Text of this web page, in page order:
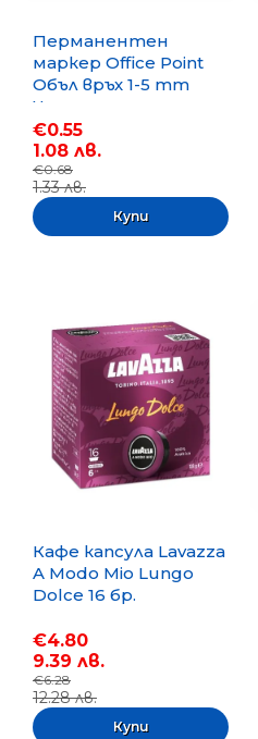
Перманентен
маркер Office Point
Объл връх 1-5 mm
Черен
€0.55
1.08 лв.
€0.68
1.33 лв.
Кафе капсула Lavazza
A Modo Mio Lungo
Dolce 16 бр.
€4.80
9.39 лв.
€6.28
12.28 лв.